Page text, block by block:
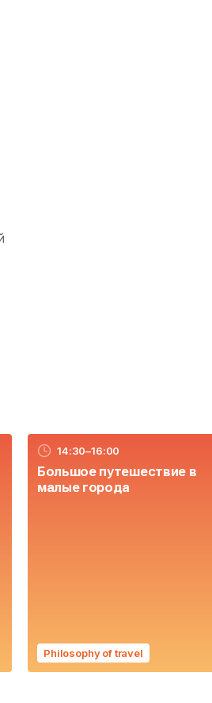
14:30–16:00
Большое путешествие в
малые города
Philosophy of travel